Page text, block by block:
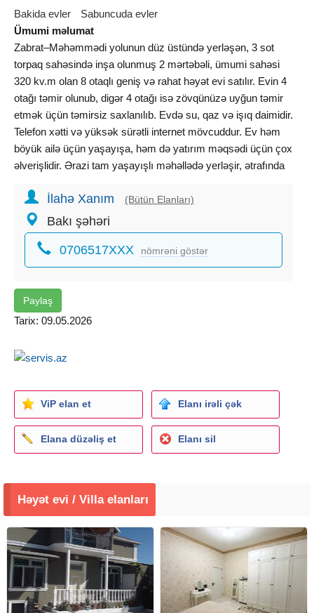
Bakida evler
Sabuncuda evler
Ümumi məlumat
Zabrat–Məhəmmədi yolunun düz üstündə yerləşən, 3 sot
torpaq sahəsində inşa olunmuş 2 mərtəbəli, ümumi sahəsi
320 kv.m olan 8 otaqlı geniş və rahat həyət evi satılır. Evin 4
otağı təmir olunub, digər 4 otağı isə zövqünüzə uyğun təmir
etmək üçün təmirsiz saxlanılıb. Evdə su, qaz və işıq daimidir.
Telefon xətti və yüksək sürətli internet mövcuddur. Ev həm
böyük ailə üçün yaşayışa, həm də yatırım məqsədi üçün çox
əlverişlidir. Ərazi tam yaşayışlı məhəllədə yerləşir, ətrafında
evə gediş-gəliş çox rahatdır. Həyəti olduqca səliqəli və
baxımlıdır, kənarları boyunca dekorativ ağaclar əkilib və evə
xüsusi gözəllik verir.
İlahə Xanım (Bütün Elanları)
Bakı şəhəri
0706517XXX nömrəni göstər
Paylaş
Tarix: 09.05.2026
ViP elan et Elanı irəli çək
Elana düzəliş et Elanı sil
Həyət evi / Villa elanları